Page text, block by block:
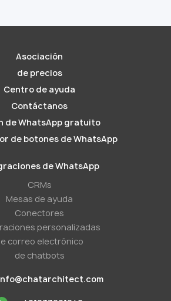
Asociación
de precios
Centro de ayuda
Contáctanos
de WhatsApp gratuito
de botones de WhatsApp
de WhatsApp
CRMs
Mesas de ayuda
Conectores
personalizadas
correo electrónico
de chatbots